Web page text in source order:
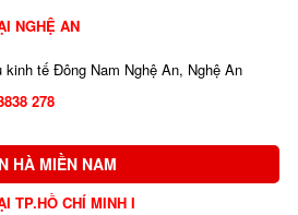
NGHỆ AN
kinh tế Đông Nam Nghệ An, Nghệ An
278
HÀ MIỀN NAM
TP.HỒ CHÍ MINH I